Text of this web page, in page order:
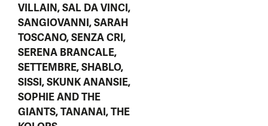
VILLAIN, SAL DA VINCI,
SANGIOVANNI, SARAH
TOSCANO, SENZA CRI,
SERENA BRANCALE,
SETTEMBRE, SHABLO,
SISSI, SKUNK ANANSIE,
SOPHIE AND THE
GIANTS, TANANAI, THE